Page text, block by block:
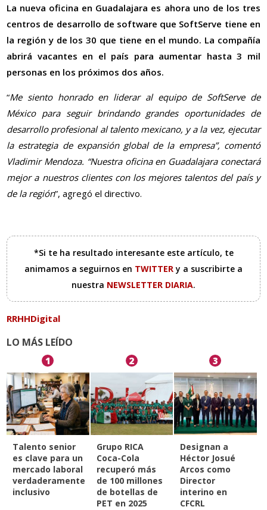
La nueva oficina en Guadalajara es ahora uno de los tres
centros de desarrollo de software que SoftServe tiene en
la región y de los 30 que tiene en el mundo. La compañía
abrirá vacantes en el país para aumentar hasta 3 mil
personas en los próximos dos años.
“Me siento honrado en liderar al equipo de SoftServe de
México para seguir brindando grandes oportunidades de
desarrollo profesional al talento mexicano, y a la vez, ejecutar
la estrategia de expansión global de la empresa”, comentó
Vladimir Mendoza. “Nuestra oficina en Guadalajara conectará
mejor a nuestros clientes con los mejores talentos del país y
de la región”, agregó el directivo.
*Si te ha resultado interesante este artículo, te
animamos a seguirnos en TWITTERy a suscribirte a
nuestra NEWSLETTER DIARIA.
RRHHDigital
LO MÁS LEÍDO
1
Talento senior
es clave para un
mercado laboral
verdaderamente
inclusivo
2
Grupo RICA
Coca-Cola
recuperó más
de 100 millones
de botellas de
PET en 2025
3
Designan a
Héctor Josué
Arcos como
Director
interino en
CFCRL